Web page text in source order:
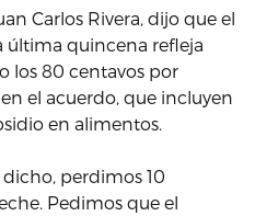
Carlos Rivera, dijo que el
última quincena refleja
los 80 centavos por
el acuerdo, que incluyen
en alimentos.
dicho, perdimos 10
Pedimos que el